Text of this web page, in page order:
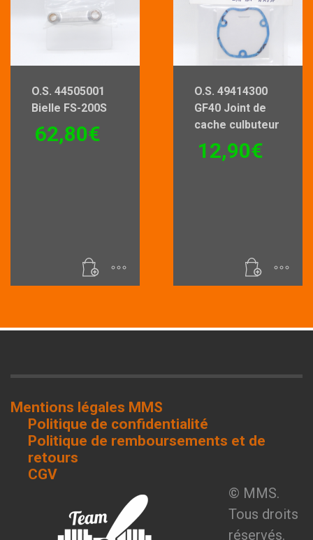
O.S. 44505001
Bielle FS-200S
62,80€
O.S. 49414300
GF40 Joint de
cache culbuteur
12,90€
Mentions légales MMS
Politique de confidentialité
Politique de remboursements et de
retours
CGV
© MMS.
Tous droits
réservés.